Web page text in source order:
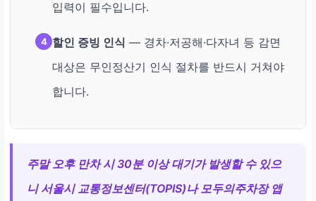
입력이 필수입니다.
4 할인 증빙 인식 — 경차·저공해·다자녀 등 감면
대상은 무인정산기 인식 절차를 반드시 거쳐야
합니다.
주말 오후 만차 시 30분 이상 대기가 발생할 수 있으
니 서울시 교통정보센터(TOPIS)나 모두의주차장 앱